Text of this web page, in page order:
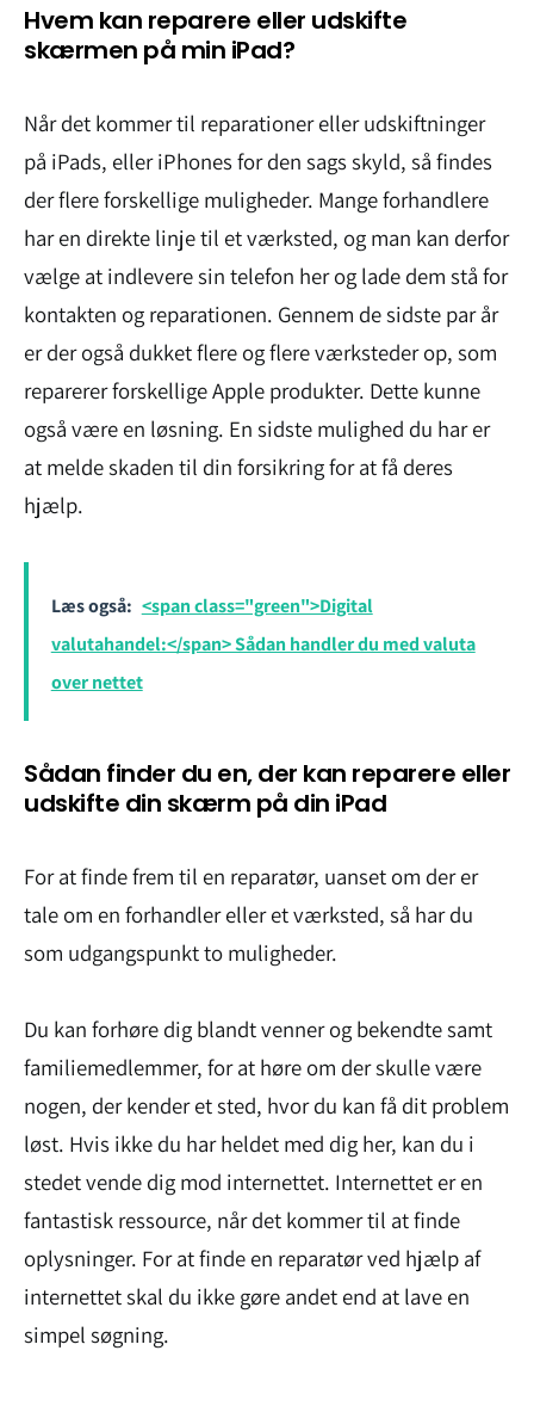
Hvem kan reparere eller udskifte
skærmen på min iPad?
Når det kommer til reparationer eller udskiftninger
på iPads, eller iPhones for den sags skyld, så findes
der flere forskellige muligheder. Mange forhandlere
har en direkte linje til et værksted, og man kan derfor
vælge at indlevere sin telefon her og lade dem stå for
kontakten og reparationen. Gennem de sidste par år
er der også dukket flere og flere værksteder op, som
reparerer forskellige Apple produkter. Dette kunne
også være en løsning. En sidste mulighed du har er
at melde skaden til din forsikring for at få deres
hjælp.
Læs også: <span class="green">Digital
valutahandel:</span> Sådan handler du med valuta
over nettet
Sådan finder du en, der kan reparere eller
udskifte din skærm på din iPad
For at finde frem til en reparatør, uanset om der er
tale om en forhandler eller et værksted, så har du
som udgangspunkt to muligheder.
Du kan forhøre dig blandt venner og bekendte samt
familiemedlemmer, for at høre om der skulle være
nogen, der kender et sted, hvor du kan få dit problem
løst. Hvis ikke du har heldet med dig her, kan du i
stedet vende dig mod internettet. Internettet er en
fantastisk ressource, når det kommer til at finde
oplysninger. For at finde en reparatør ved hjælp af
internettet skal du ikke gøre andet end at lave en
simpel søgning.